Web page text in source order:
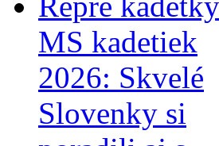
MS kadetiek
2026: Skvelé
Slovenky si